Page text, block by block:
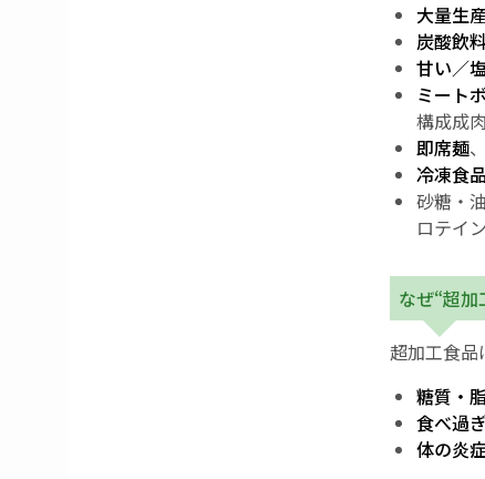
大量生
炭酸飲
甘い／
ミート
構成成
即席麺、
冷凍食品
砂糖・
ロテイ
なぜ“超加
超加工食品
糖質・
食べ過
体の炎